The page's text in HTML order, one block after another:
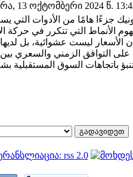
13 ოქტომბერი 2024 წ.
جزءًا هامًا من الأدوات التي
الأنماط التي تتكرر في
الأسعار ليست عشوائية، بل
على التوافق الزمني والسعري